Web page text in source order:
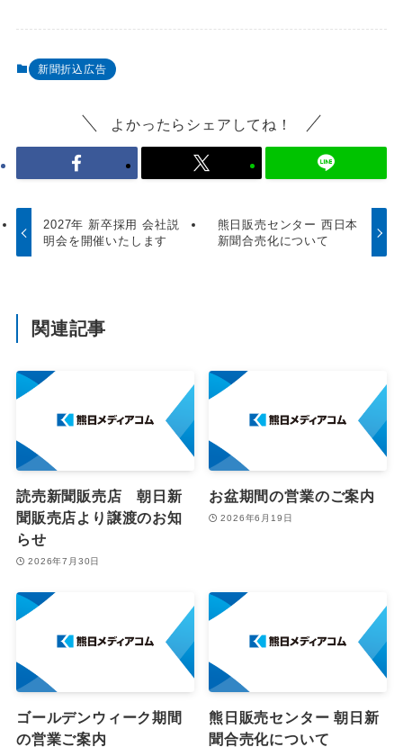
新聞折込広告
よかったらシェアしてね！
2027年 新卒採用 会社説
明会を開催いたします
熊日販売センター 西日本
新聞合売化について
関連記事
読売新聞販売店 朝日新
聞販売店より譲渡のお知
らせ
2026年7月30日
お盆期間の営業のご案内
2026年6月19日
ゴールデンウィーク期間
の営業ご案内
熊日販売センター 朝日新
聞合売化について